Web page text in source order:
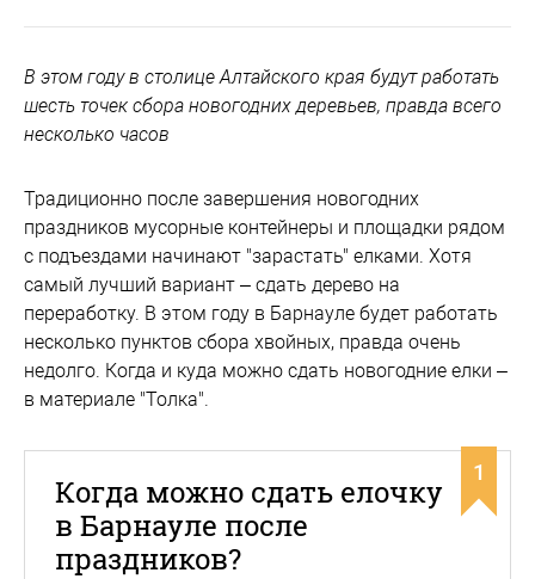
В этом году в столице Алтайского края будут работать
шесть точек сбора новогодних деревьев, правда всего
несколько часов
Традиционно после завершения новогодних
праздников мусорные контейнеры и площадки рядом
с подъездами начинают "зарастать" елками. Хотя
самый лучший вариант – сдать дерево на
переработку. В этом году в Барнауле будет работать
несколько пунктов сбора хвойных, правда очень
недолго. Когда и куда можно сдать новогодние елки –
в материале "Толка".
1
Когда можно сдать елочку
в Барнауле после
праздников?